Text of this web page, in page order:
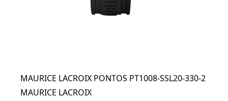
MAURICE LACROIX PONTOS PT1008-SSL20-330-2
MAURICE LACROIX